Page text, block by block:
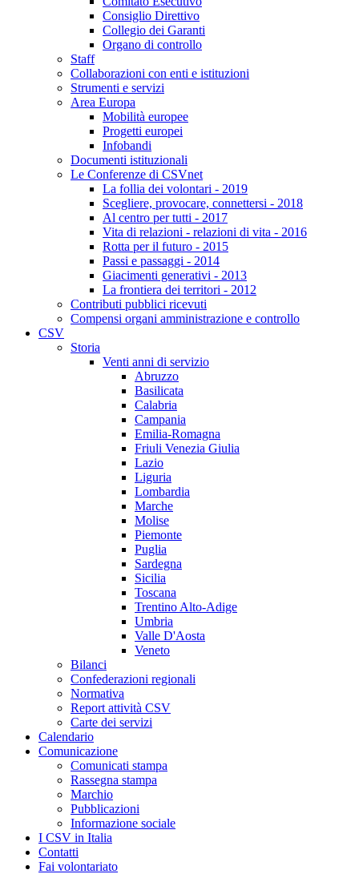
Consiglio Direttivo
Collegio dei Garanti
Organo di controllo
Staff
Collaborazioni con enti e istituzioni
Strumenti e servizi
Area Europa
Mobilità europee
Progetti europei
Infobandi
Documenti istituzionali
Le Conferenze di CSVnet
La follia dei volontari - 2019
Scegliere, provocare, connettersi - 2018
Al centro per tutti - 2017
Vita di relazioni - relazioni di vita - 2016
Rotta per il futuro - 2015
Passi e passaggi - 2014
Giacimenti generativi - 2013
La frontiera dei territori - 2012
Contributi pubblici ricevuti
Compensi organi amministrazione e controllo
CSV
Storia
Venti anni di servizio
Abruzzo
Basilicata
Calabria
Campania
Emilia-Romagna
Friuli Venezia Giulia
Lazio
Liguria
Lombardia
Marche
Molise
Piemonte
Puglia
Sardegna
Sicilia
Toscana
Trentino Alto-Adige
Umbria
Valle D'Aosta
Veneto
Bilanci
Confederazioni regionali
Normativa
Report attività CSV
Carte dei servizi
Calendario
Comunicazione
Comunicati stampa
Rassegna stampa
Marchio
Pubblicazioni
Informazione sociale
I CSV in Italia
Contatti
Fai volontariato